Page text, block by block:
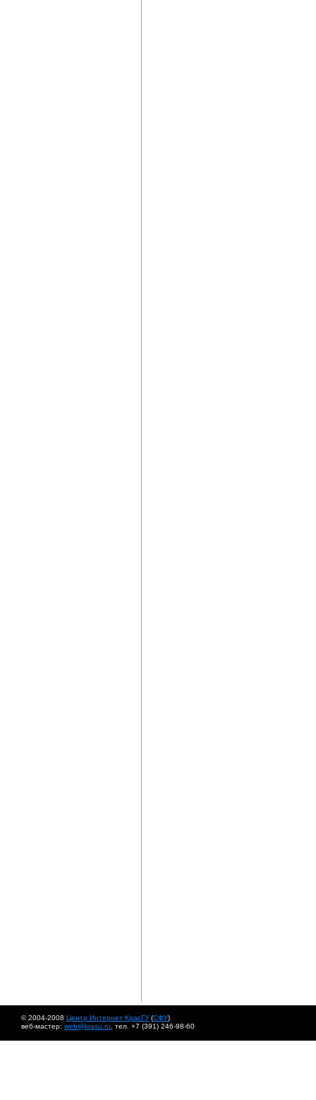
© 2004-2008 Центр Интернет КрасГУ(СФУ)
веб-мастер: web@krasu.ru , тел. +7 (391) 246-98-60